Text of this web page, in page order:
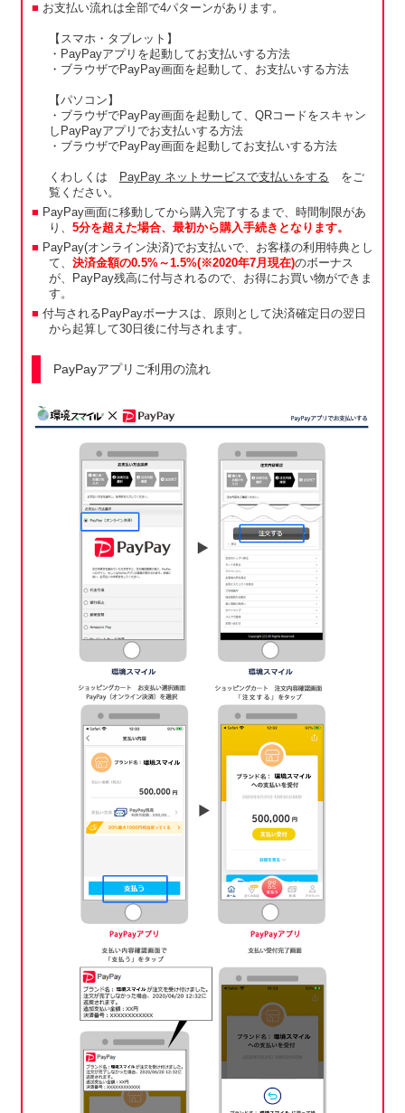
お支払い流れは全部で4パターンがあります。
【スマホ・タブレット】
・PayPayアプリを起動してお支払いする方法
・ブラウザでPayPay画面を起動して、お支払いする方法
【パソコン】
・ブラウザでPayPay画面を起動して、QRコードをスキャン
しPayPayアプリでお支払いする方法
・ブラウザでPayPay画面を起動してお支払いする方法
くわしくは PayPay ネットサービスで支払いをする をご
覧ください。
PayPay画面に移動してから購入完了するまで、時間制限があ
り、 5分を超えた場合、最初から購入手続きとなります。
PayPay(オンライン決済)でお支払いで、お客様の利用特典とし
て、 決済金額の0.5%～1.5%(※2020年7月現在)のボーナス
が、PayPay残高に付与されるので、お得にお買い物ができま
す。
付与されるPayPayボーナスは、原則として決済確定日の翌日
から起算して30日後に付与されます。
PayPayアプリご利用の流れ